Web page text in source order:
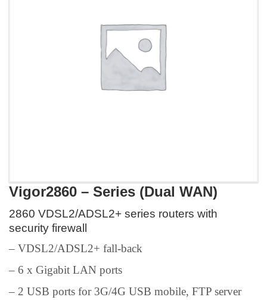
Vigor2860 – Series (Dual WAN)
2860 VDSL2/ADSL2+ series routers with
security firewall
– VDSL2/ADSL2+ fall-back
– 6 x Gigabit LAN ports
– 2 USB ports for 3G/4G USB mobile, FTP server